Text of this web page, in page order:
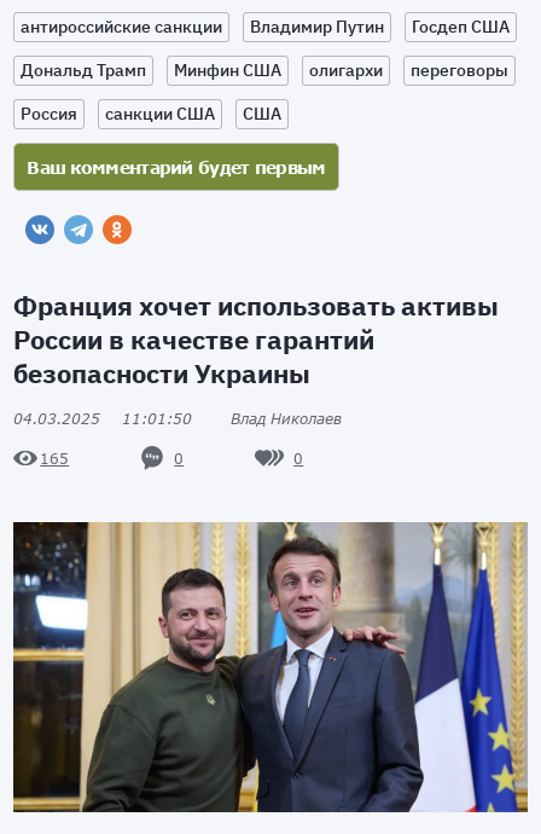
антироссийские санкции Владимир Путин
Госдеп США
Дональд Трамп
Минфин США олигархи
переговоры
Россия
санкции США США
Франция хочет использовать активы
России в качестве гарантий
безопасности Украины
04.03.2025 11:01:50 Влад Николаев
165 0 0